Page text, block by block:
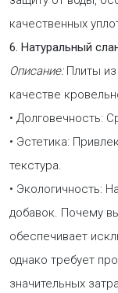
качественных
6. Натуральный
Описание:Плиты из
качестве
• Долговечность:
• Эстетика:
текстура.
• Экологичность:
добавок. Почему
обеспечивает
однако требует
значительных